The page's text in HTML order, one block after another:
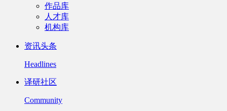
作品库
人才库
机构库
资讯头条
Headlines
译研社区
Community